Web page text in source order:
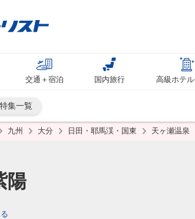
交通＋宿泊 国内旅行 高級ホテ
特集一覧
九州 大分 日田・耶馬渓・国東 天ヶ瀬温泉
陽